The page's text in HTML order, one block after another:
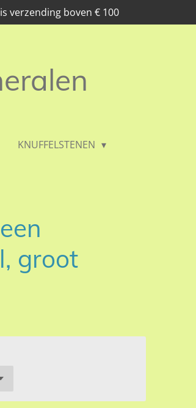
verzending boven € 100
KNUFFELSTENEN
groot